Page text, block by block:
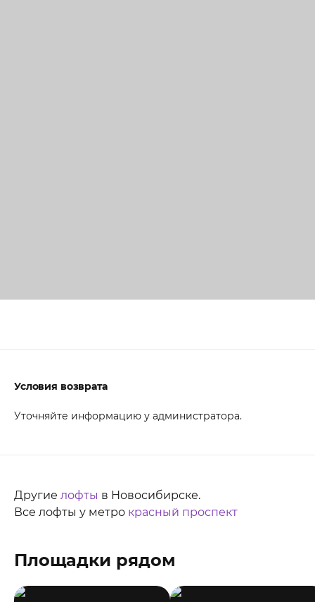
Условия возврата
Уточняйте информацию у администратора.
Другие лофты в Новосибирске.
Все лофты у метро красный проспект
Площадки рядом